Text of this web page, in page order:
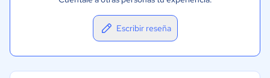
Escribir reseña